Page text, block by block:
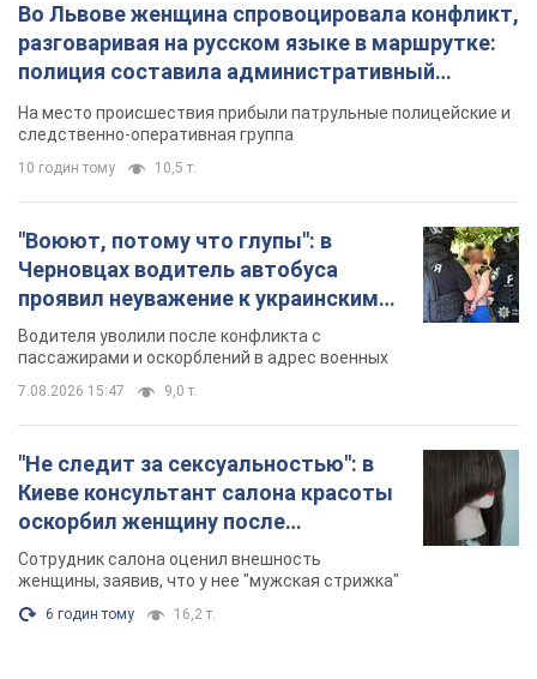
Во Львове женщина спровоцировала конфликт,
разговаривая на русском языке в маршрутке:
полиция составила административный
протокол. Видео
На место происшествия прибыли патрульные полицейские и
следственно-оперативная группа
10 годин тому 10,5 т.
"Воюют, потому что глупы": в
Черновцах водитель автобуса
проявил неуважение к украинским
военным и поплатился за это.
Видео
Водителя уволили после конфликта с
пассажирами и оскорблений в адрес военных
7.08.2026 15:47 9,0 т.
"Не следит за сексуальностью": в
Киеве консультант салона красоты
оскорбил женщину после
химиотерапии, разгорелся скандал.
Фото
Сотрудник салона оценил внешность
женщины, заявив, что у нее "мужская стрижка"
6 годин тому 16,2 т.